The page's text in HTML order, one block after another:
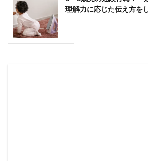
理解力に応じた伝え方を